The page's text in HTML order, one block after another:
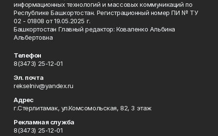
информационных технологий и массовых коммуникаций по
Республике Башкортостан. Регистрационный номер ПИ № ТУ
02 - 01808 от 19.05.2025 г.
Башкортостан Главный редактор: Коваленко Альбина
Альбертовна
Телефон
8(3473) 25-12-01
Эл. почта
rekselniv@yandex.ru
Адрес
г.Стерлитамак, ул.Комсомольская, 82, 3 этаж
Рекламная служба
8(3473) 25-12-01